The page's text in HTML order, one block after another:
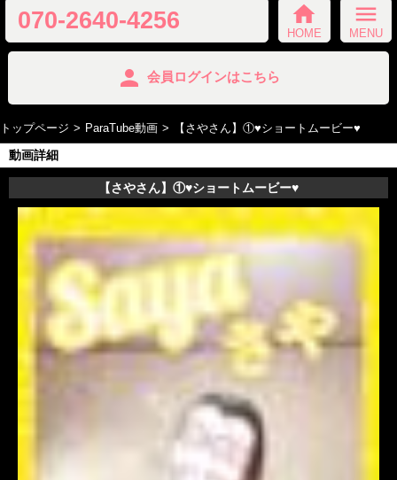
070-2640-4256 home
HOME
menu
MENU
person 会員ログインはこちら
トップページ ParaTube動画 【さやさん】①♥️ショートムービー♥️
動画詳細
【さやさん】①♥️ショートムービー♥️